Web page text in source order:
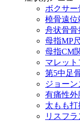
ボクサ
橈骨遠位
舟状骨
母指MP
母指CM
マレッ
第5中足
ジョー
有痛性外
太もも打
リスフ